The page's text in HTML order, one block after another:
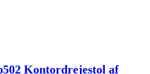
Kontordrejestol af